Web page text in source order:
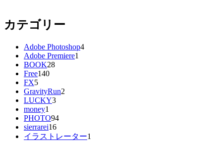
カテゴリー
Adobe Photoshop4
Adobe Premiere1
BOOK28
Free140
FX5
GravityRun2
LUCKY3
money1
PHOTO94
sierrarei16
イラストレーター1